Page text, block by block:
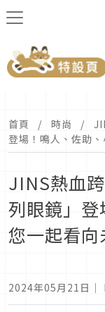
首頁 時尚
登場！鳴人、佐助
JINS熱血
列眼鏡」
您一起看向
2024年05月21日